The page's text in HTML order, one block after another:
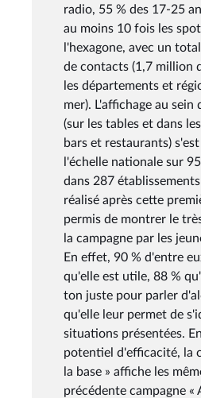
radio, 55 % des 17-25
au moins 10 fois les
l'hexagone, avec un
de contacts (1,7 million
les départements et
mer). L'affichage au
(sur les tables et dans
bars et restaurants)
l'échelle nationale sur
dans 287
réalisé après cette
permis de montrer le
la campagne par les
En effet, 90 % d'entre
qu'elle est utile, 88 %
ton juste pour parler
qu'elle leur permet de
situations présentées.
potentiel d'efficacité, la
la base » affiche les
précédente campagne «